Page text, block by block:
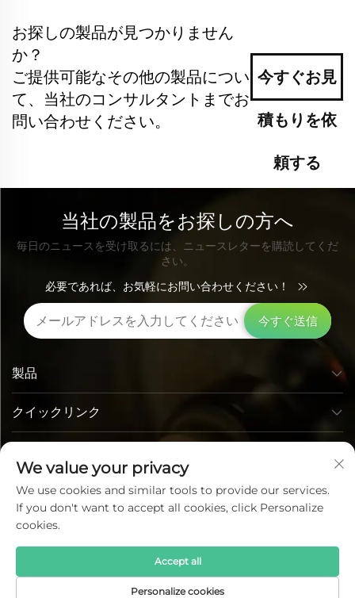
お探しの製品が見つかりません
か？
ご提供可能なその他の製品につい
て、当社のコンサルタントまでお
問い合わせください。
今すぐお見
積もりを依
頼する
当社の製品をお探しの方へ
毎日のニュースを受け取るには、ニュースレターを購読してくだ
さい。
必要であれば、お気軽にお問い合わせください！
今すぐ送信
クイックリンク
製品
Copyright © Lumi Photoelectric Technology Co., Ltd. All
We value your privacy
We use cookies and similar tools to provide our services.
If you don't want to accept all cookies, click Personalize
cookies.
Personalize cookies
Accept all